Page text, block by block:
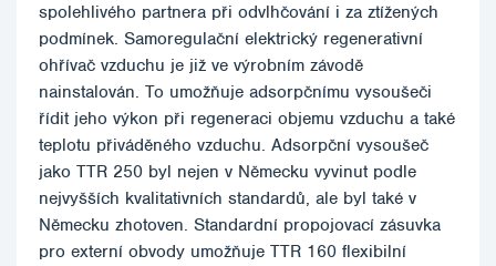
spolehlivého partnera při odvlhčování i za ztížených
podmínek. Samoregulační elektrický regenerativní
ohřívač vzduchu je již ve výrobním závodě
nainstalován. To umožňuje adsorpčnímu vysoušeči
řídit jeho výkon při regeneraci objemu vzduchu a také
teplotu přiváděného vzduchu. Adsorpční vysoušeč
jako TTR 250 byl nejen v Německu vyvinut podle
nejvyšších kvalitativních standardů, ale byl také v
Německu zhotoven. Standardní propojovací zásuvka
pro externí obvody umožňuje TTR 160 flexibilní